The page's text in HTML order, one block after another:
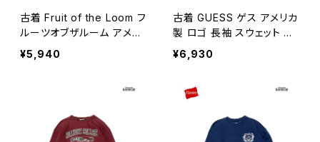
古着 Fruit of the Loom フ
ルーツオブザルーム アメリ
カ製 無地 長袖 スウェット
トレーナー ピンク (ttu260
¥5,940
古着 GUESS ゲス アメリカ
製 ロゴ 長袖 スウェット ト
レーナー ピンク (ttu26030
75)
¥6,930